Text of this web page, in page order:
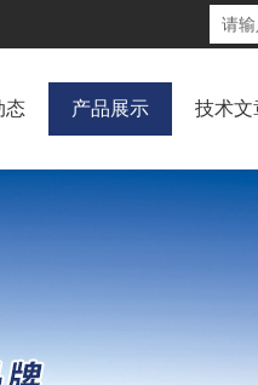
态 产品展示 技术文